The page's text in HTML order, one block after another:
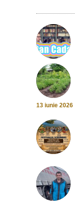
13 iunie 2026